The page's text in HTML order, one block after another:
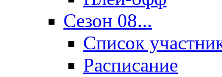
Сезон 08...
Список
Расписание